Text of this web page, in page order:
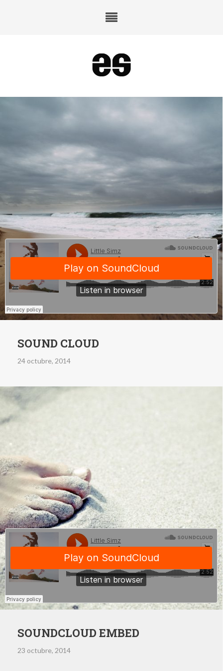
SOUND CLOUD
24 octubre, 2014
SOUNDCLOUD EMBED
23 octubre, 2014